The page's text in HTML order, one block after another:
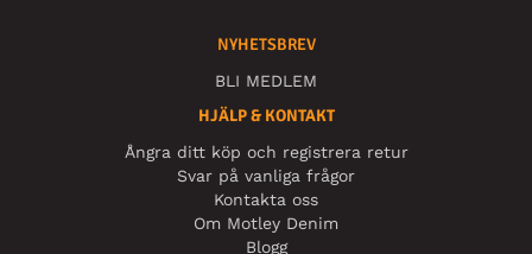
NYHETSBREV
BLI MEDLEM
HJÄLP & KONTAKT
Ångra ditt köp och registrera retur
Svar på vanliga frågor
Kontakta oss
Om Motley Denim
Blogg